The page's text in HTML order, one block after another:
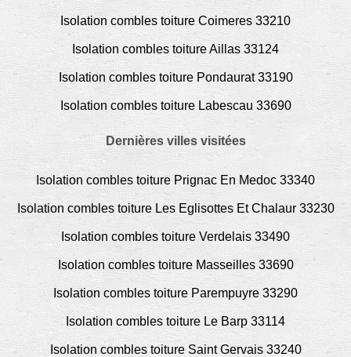
Isolation combles toiture Coimeres 33210
Isolation combles toiture Aillas 33124
Isolation combles toiture Pondaurat 33190
Isolation combles toiture Labescau 33690
Dernières villes visitées
Isolation combles toiture Prignac En Medoc 33340
Isolation combles toiture Les Eglisottes Et Chalaur 33230
Isolation combles toiture Verdelais 33490
Isolation combles toiture Masseilles 33690
Isolation combles toiture Parempuyre 33290
Isolation combles toiture Le Barp 33114
Isolation combles toiture Saint Gervais 33240